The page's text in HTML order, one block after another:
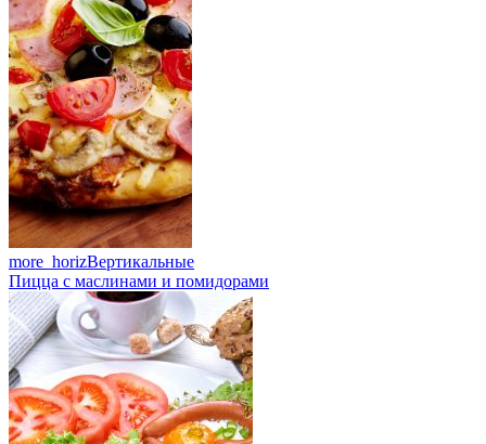
more_horizВертикальные
Пицца с маслинами и помидорами